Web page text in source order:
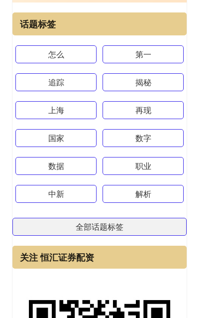
话题标签
怎么 第一
追踪 揭秘
上海 再现
国家 数字
数据 职业
中新 解析
全部话题标签
关注 恒汇证券配资